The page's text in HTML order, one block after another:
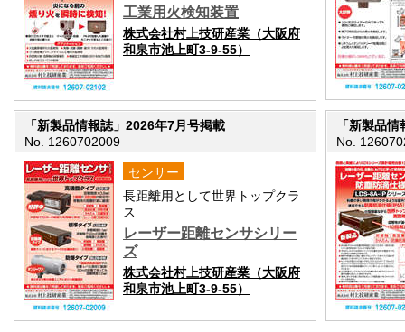
工業用火検知装置
株式会社村上技研産業（大阪府
和泉市池上町3-9-55）
「新製品情報誌」2026年7月号掲載
No. 1260702009
センサー
長距離用として世界トップクラ
ス
レーザー距離センサシリー
ズ
株式会社村上技研産業（大阪府
和泉市池上町3-9-55）
「新製品
No.